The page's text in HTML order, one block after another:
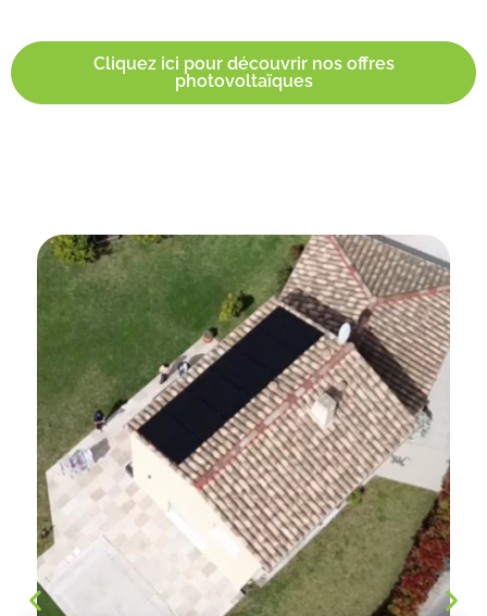
Cliquez ici pour découvrir nos offres
photovoltaïques